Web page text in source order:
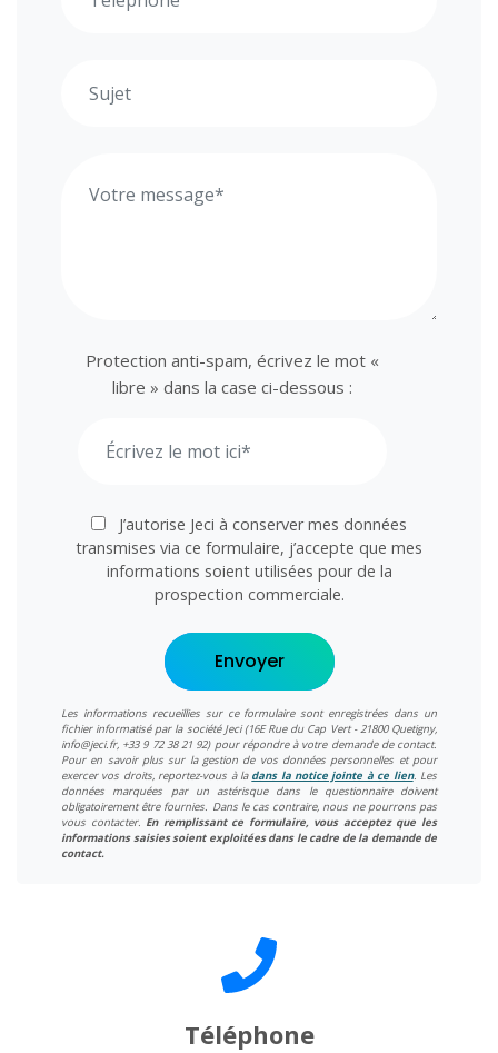
Protection anti-spam, écrivez le mot «
libre » dans la case ci-dessous :
J’autorise Jeci à conserver mes données
transmises via ce formulaire, j’accepte que mes
informations soient utilisées pour de la
prospection commerciale.
Envoyer
Les informations recueillies sur ce formulaire sont enregistrées dans un
fichier informatisé par la société Jeci (16E Rue du Cap Vert - 21800 Quetigny,
info@jeci.fr, +33 9 72 38 21 92) pour répondre à votre demande de contact.
Pour en savoir plus sur la gestion de vos données personnelles et pour
exercer vos droits, reportez-vous à la dans la notice jointe à ce lien. Les
données marquées par un astérisque dans le questionnaire doivent
obligatoirement être fournies. Dans le cas contraire, nous ne pourrons pas
vous contacter. En remplissant ce formulaire, vous acceptez que les
informations saisies soient exploitées dans le cadre de la demande de
contact.
Téléphone